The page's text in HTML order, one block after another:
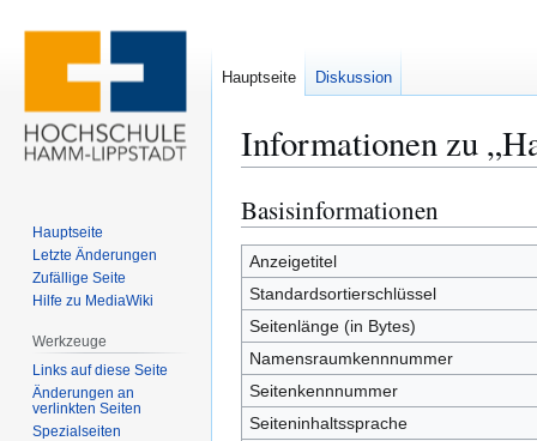
Informationen zu
Zur
Navigation
springen
Zur
Suche
springen
Basisinformationen
Anzeigetitel
Standardsortierschlüssel
Seitenlänge (in Bytes)
Namensraumkennnummer
Seitenkennnummer
Seiteninhaltssprache
Hauptseite Diskussion
Hauptseite
Letzte Änderungen
Zufällige Seite
Hilfe zu MediaWiki
Werkzeuge
Links auf diese Seite
Änderungen an
verlinkten Seiten
Spezialseiten